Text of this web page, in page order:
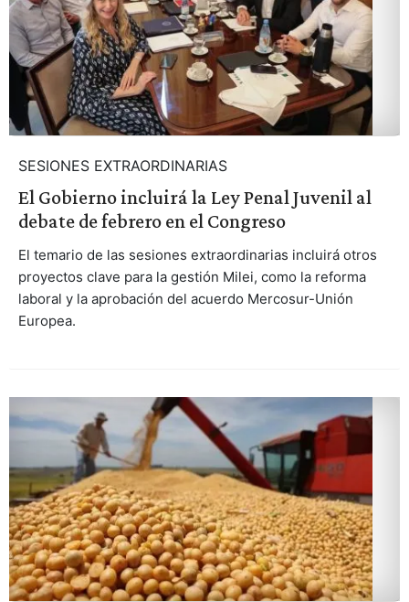
SESIONES EXTRAORDINARIAS
El Gobierno incluirá la Ley Penal Juvenil al
debate de febrero en el Congreso
El temario de las sesiones extraordinarias incluirá otros
proyectos clave para la gestión Milei, como la reforma
laboral y la aprobación del acuerdo Mercosur-Unión
Europea.